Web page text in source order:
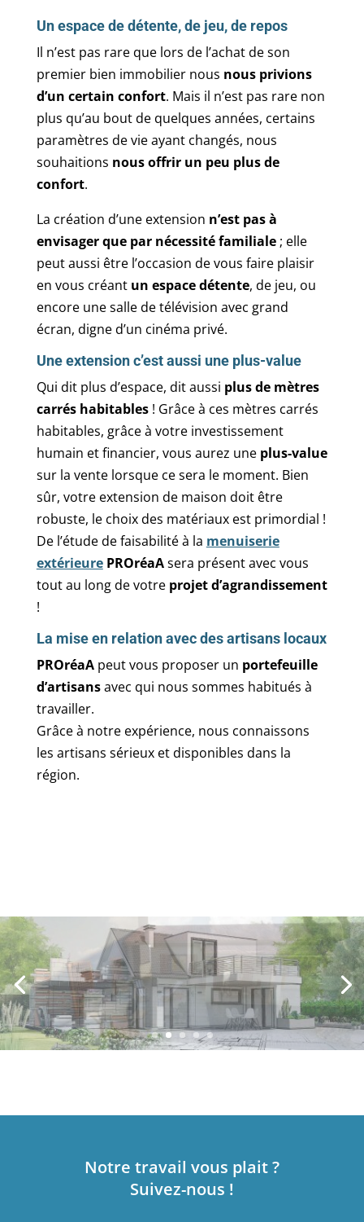
Un espace de détente, de jeu, de repos
Il n’est pas rare que lors de l’achat de son
premier bien immobilier nous nous privions
d’un certain confort. Mais il n’est pas rare non
plus qu’au bout de quelques années, certains
paramètres de vie ayant changés, nous
souhaitions nous offrir un peu plus de
confort.
La création d’une extension n’est pas à
envisager que par nécessité familiale; elle
peut aussi être l’occasion de vous faire plaisir
en vous créant un espace détente, de jeu, ou
encore une salle de télévision avec grand
écran, digne d’un cinéma privé.
Une extension c’est aussi une plus-value
Qui dit plus d’espace, dit aussi plus de mètres
carrés habitables! Grâce à ces mètres carrés
habitables, grâce à votre investissement
humain et financier, vous aurez une plus-value
sur la vente lorsque ce sera le moment. Bien
sûr, votre extension de maison doit être
robuste, le choix des matériaux est primordial !
De l’étude de faisabilité à la menuiserie
extérieure PROréaAsera présent avec vous
tout au long de votre projet d’agrandissement
!
La mise en relation avec des artisans locaux
PROréaApeut vous proposer un portefeuille
d’artisansavec qui nous sommes habitués à
travailler.
Grâce à notre expérience, nous connaissons
les artisans sérieux et disponibles dans la
région.
Notre travail vous plait ?
Suivez-nous !